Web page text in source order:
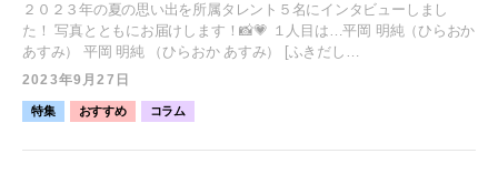
２０２３年の夏の思い出を所属タレント５名にインタビューしまし
た！ 写真とともにお届けします！📸💗 １人目は…平岡 明純（ひらおか
あすみ） 平岡 明純 （ひらおか あすみ） [ふきだし
icon="https://platinum-times.com/wp-content/uploads/2023/09/平岡明純
col_border="#88C1F2" col="#fff" type="thinking" border="on"
2023年9月27日
特集 おすすめ コラム